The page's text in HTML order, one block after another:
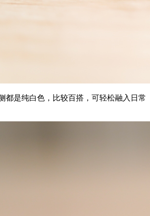
都是纯白色，比较百搭，可轻松融入日常